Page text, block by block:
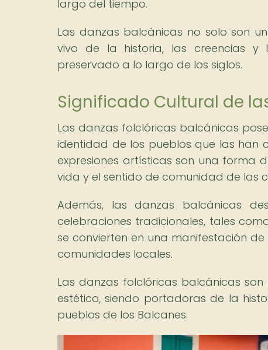
largo del tiempo.
Las danzas balcánicas no solo son
vivo de la historia, las creencias y
preservado a lo largo de los siglos.
Significado Cultural de
Las danzas folclóricas balcánicas
identidad de los pueblos que las han
expresiones artísticas son una forma
vida y el sentido de comunidad de las
Además, las danzas balcánicas
celebraciones tradicionales, tales
se convierten en una manifestación
comunidades locales.
Las danzas folclóricas balcánicas
estético, siendo portadoras de la
pueblos de los Balcanes.